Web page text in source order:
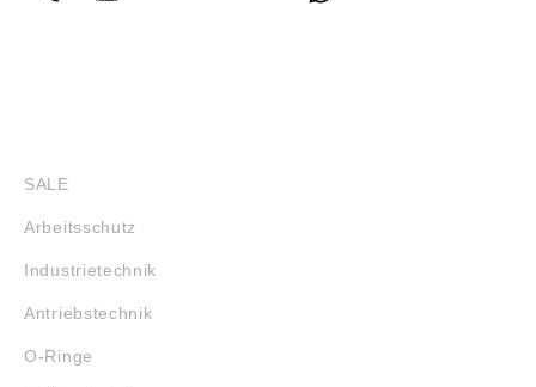
SALE
Arbeitsschutz
Industrietechnik
Antriebstechnik
O-Ringe